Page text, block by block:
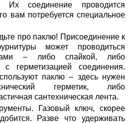
Их соединение проводится
вам потребуется специальное
про паклю! Присоединение к
может проводиться
– либо спайкой, либо
с герметизацией соединения.
паклю – здесь нужен
герметик, либо
сантехническая лента.
Газовый ключ, скорее
Разве что удерживать